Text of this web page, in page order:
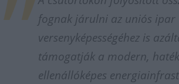
fognak járulni az uniós ipar
versenyképességéhez is
támogatják a modern,
ellenállóképes